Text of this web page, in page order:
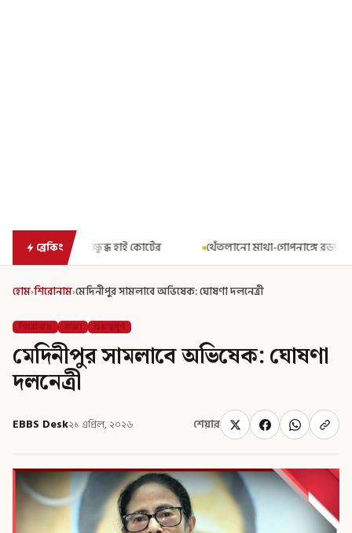
ব্রেকিং
কোর্টের থেঁতলানো মাথা-গোপনাঙ্গে রড! বিজেপিশাসিত অসমে
হোম›শিরোনাম›মেদিনীপুর সামলাবে অভিষেক: ঘোষণা দলনেত্রী
শিরোনাম রাজ্য গুরুত্বপূর্ণ
মেদিনীপুর সামলাবে অভিষেক: ঘোষণা
দলনেত্রী
EBBS Desk২১ এপ্রিল, ২০২৬ শেয়ার